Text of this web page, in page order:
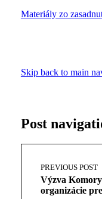
Materiály zo
Skip back to main
Post
PREVIOUS POST
Výzva
organizácie